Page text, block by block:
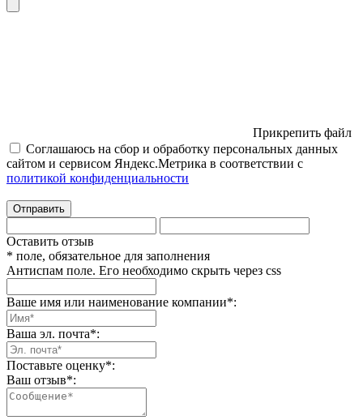
Прикрепить файл
Соглашаюсь на сбор и обработку персональных данных
сайтом и сервисом Яндекс.Метрика в соответствии с
политикой конфиденциальности
Отправить
Оставить отзыв
* поле, обязательное для заполнения
Антиспам поле. Его необходимо скрыть через css
Ваше имя или наименование компании*:
Ваша эл. почта*:
Поставьте оценку*:
Ваш отзыв*: